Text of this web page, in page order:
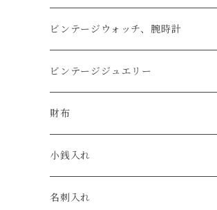
アップルウォッチベルト
コードバン
クロコダイル
エコレザー
エレファント
ビンテージウォッチ、腕時計
オメガ / OMEGA
ユリスナルダン / ULYSSE NARDIN
セイコー / SEIKO
ルミノックス / LUMINOX
ビンテージジュエリー
カルティエ / Cartier
財布
コンパクト
長財布
小銭入れ
名刺入れ